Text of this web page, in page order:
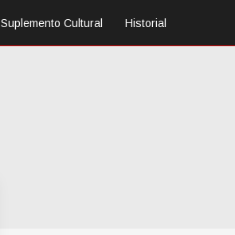
Suplemento Cultural Historial